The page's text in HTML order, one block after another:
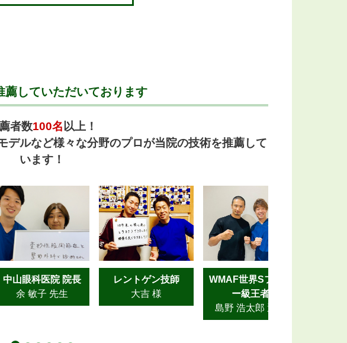
薦していただいております
者数100名 以上！
デルなど様々な分野のプロが当院の技術を推薦して
います！
中山眼科医院 院長
余 敏子 先生
レントゲン技師
大吉 様
WMAF世界Sフェザ
ー級王者
島野 浩太郎 選手